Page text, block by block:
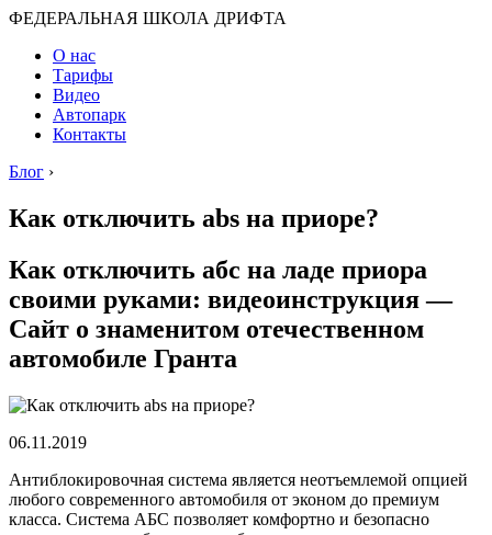
ФЕДЕРАЛЬНАЯ ШКОЛА ДРИФТА
О нас
Тарифы
Видео
Автопарк
Контакты
Блог ›
Как отключить abs на приоре?
Как отключить абс на ладе приора
своими руками: видеоинструкция —
Сайт о знаменитом отечественном
автомобиле Гранта
06.11.2019
Антиблокировочная система является неотъемлемой опцией
любого современного автомобиля от эконом до премиум
класса. Система АБС позволяет комфортно и безопасно